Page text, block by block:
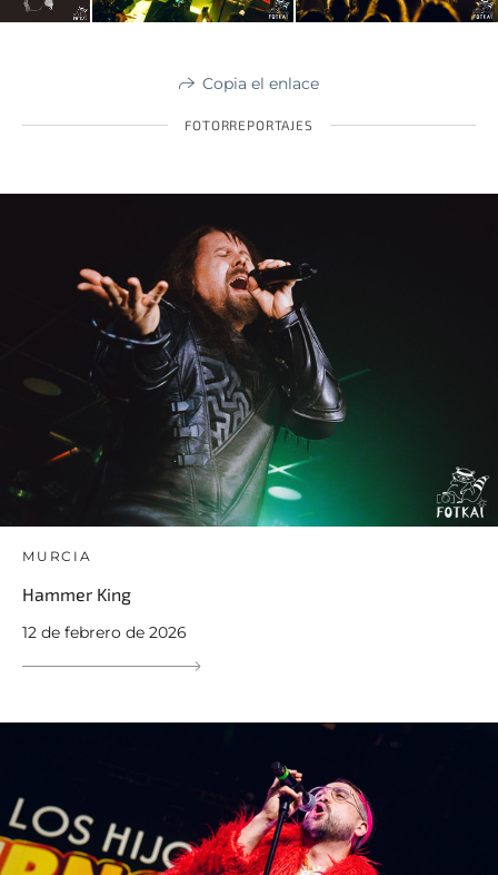
Copia el enlace
FOTORREPORTAJES
MURCIA
Hammer King
12 de febrero de 2026